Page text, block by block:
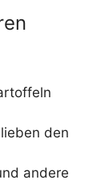
den
andere